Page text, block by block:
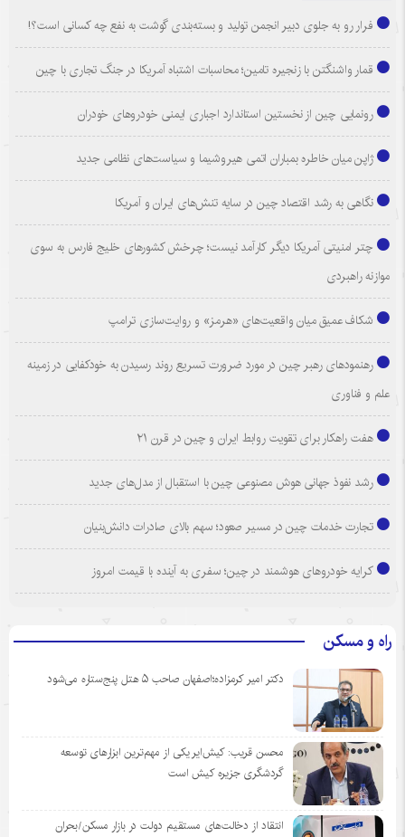
فرار رو به جلوی دبیر انجمن تولید و بسته‌بندی گوشت به نفع چه کسانی است؟!
قمار واشنگتن با زنجیره تامین؛ محاسبات اشتباه آمریکا در جنگ تجاری با چین
رونمایی چین از نخستین استاندارد اجباری ایمنی خودروهای خودران
ژاپن میان خاطره بمباران اتمی هیروشیما و سیاست‌های نظامی جدید
نگاهی به رشد اقتصاد چین در سایه تنش‌های ایران و آمریکا
چتر امنیتی آمریکا دیگر کارآمد نیست؛ چرخش کشورهای خلیج فارس به سوی
موازنه راهبردی
شکاف عمیق میان واقعیت‌های «هرمز» و روایت‌سازی ترامپ
رهنمودهای رهبر چین در مورد ضرورت تسریع روند رسیدن به خودکفایی در زمینه
علم و فناوری
هفت راهکار برای تقویت روابط ایران و چین در قرن ۲۱
رشد نفوذ جهانی هوش مصنوعی چین با استقبال از مدل‌های جدید
تجارت خدمات چین در مسیر صعود؛ سهم بالای صادرات دانش‌بنیان
کرایه خودروهای هوشمند در چین؛ سفری به آینده با قیمت امروز
راه و مسکن
دکتر امیر کرمزاده؛اصفهان صاحب ۵ هتل پنج‌ستاره می‌شود
محسن قریب: کیش‌ایر یکی از مهم‌ترین ابزارهای توسعه
گردشگری جزیره کیش است
انتقاد از دخالت‌های مستقیم دولت در بازار مسکن/بحران